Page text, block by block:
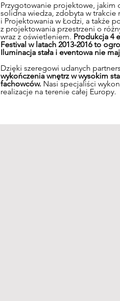
​Przygotowanie projektowe,
solidna wiedza, zdobyta w trakcie
i Projektowania w Łodzi, a także
z projektowania przestrzeni o
wraz z oświetleniem. Produkcja 4
Festival w latach 2013-2016 to
Iluminacja stała i eventowa nie
Dzięki szeregowi udanych
wykończenia wnętrz w wysokim
fachowców.Nasi specjaliści
realizacje na terenie całej Europy.